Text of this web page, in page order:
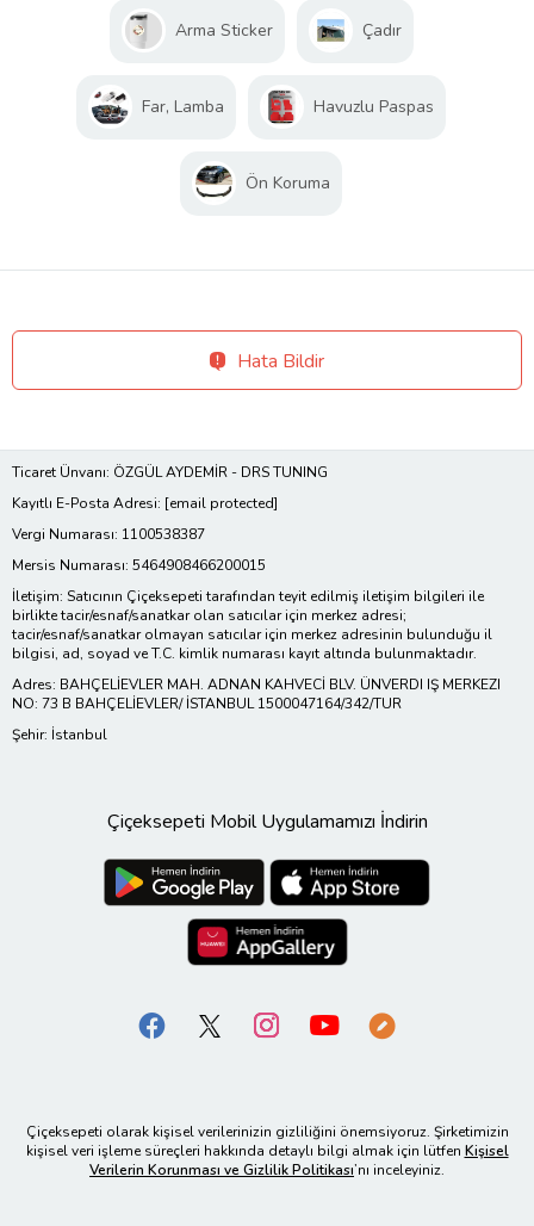
Arma Sticker Çadır
Far, Lamba Havuzlu Paspas
Ön Koruma
Hata Bildir
Ticaret Ünvanı: ÖZGÜL AYDEMİR - DRS TUNING
Kayıtlı E-Posta Adresi: [email protected]
Vergi Numarası: 1100538387
Mersis Numarası: 5464908466200015
İletişim: Satıcının Çiçeksepeti tarafından teyit edilmiş iletişim bilgileri ile
birlikte tacir/esnaf/sanatkar olan satıcılar için merkez adresi;
tacir/esnaf/sanatkar olmayan satıcılar için merkez adresinin bulunduğu il
bilgisi, ad, soyad ve T.C. kimlik numarası kayıt altında bulunmaktadır.
Adres: BAHÇELİEVLER MAH. ADNAN KAHVECİ BLV. ÜNVERDI IŞ MERKEZI
NO: 73 B BAHÇELİEVLER/ İSTANBUL 1500047164/342/TUR
Şehir: İstanbul
Çiçeksepeti Mobil Uygulamamızı İndirin
Çiçeksepeti olarak kişisel verilerinizin gizliliğini önemsiyoruz. Şirketimizin
kişisel veri işleme süreçleri hakkında detaylı bilgi almak için lütfen Kişisel
Verilerin Korunması ve Gizlilik Politikası’nı inceleyiniz.